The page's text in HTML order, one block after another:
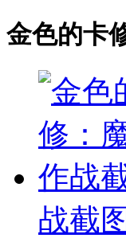
金色的卡
战截图